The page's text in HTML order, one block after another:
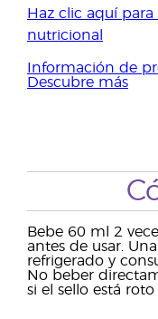
Haz clic aquí
nutricional
Información de
Descubre más
Bebe 60 ml 2
antes de usar.
refrigerado y
No beber
si el sello está